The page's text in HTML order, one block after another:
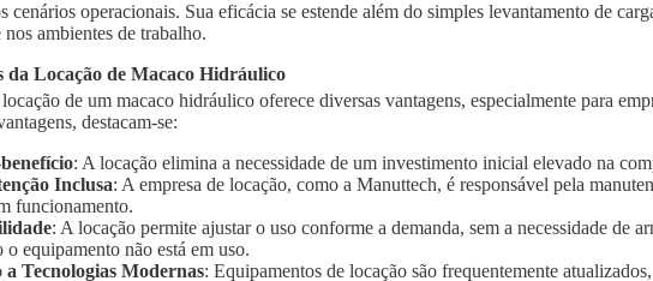
cenários operacionais. Sua eficácia se estende além do simples levantamento de
ambientes de trabalho.
da Locação de Macaco Hidráulico
de um macaco hidráulico oferece diversas vantagens, especialmente para
destacam-se:
: A locação elimina a necessidade de um investimento inicial elevado na
Inclusa: A empresa de locação, como a Manuttech, é responsável pela
funcionamento.
: A locação permite ajustar o uso conforme a demanda, sem a necessidade de
o equipamento não está em uso.
a Tecnologias Modernas: Equipamentos de locação são frequentemente